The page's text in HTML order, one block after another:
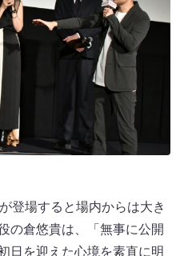
登場すると場内からは大き
の倉悠貴は、「無事に公開
日を迎えた心境を素直に明